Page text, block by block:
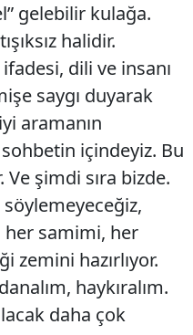
Kars
Kastamonu
Kayseri
Kırşehir
Kocaeli
Kütahya
gelebilir kulağa.
halidir.
dili ve insanı
saygı duyarak
aramanın
içindeyiz. Bu
şimdi sıra bizde.
her samimi, her
zemini hazırlıyor.
haykıralım.
daha çok